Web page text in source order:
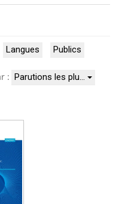
Langues Publics
: Parutions les plu…